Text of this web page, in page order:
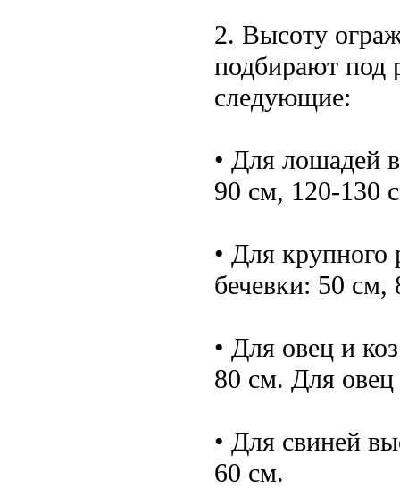
2. Высоту
подбирают под
следующие:
• Для лошадей
90 см, 120-130
• Для крупного
бечевки: 50
• Для овец и
80 см. Для овец
• Для свиней
60 см.